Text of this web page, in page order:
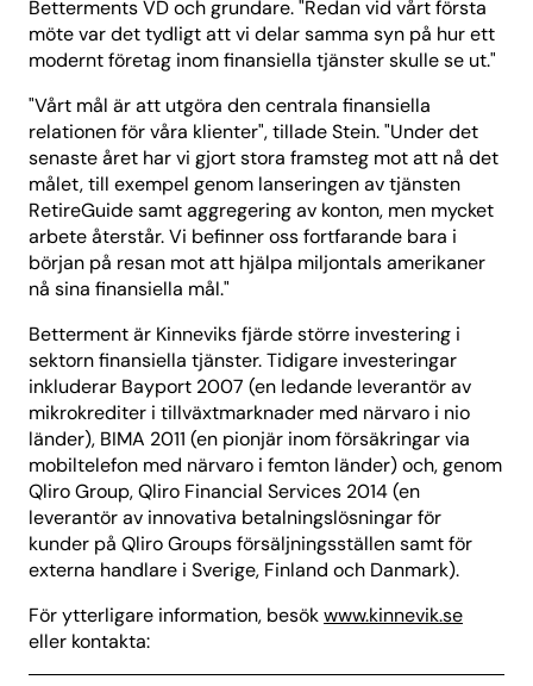
Betterments VD och grundare. "Redan vid vårt första
möte var det tydligt att vi delar samma syn på hur ett
modernt företag inom finansiella tjänster skulle se ut."
"Vårt mål är att utgöra den centrala finansiella
relationen för våra klienter", tillade Stein. "Under det
senaste året har vi gjort stora framsteg mot att nå det
målet, till exempel genom lanseringen av tjänsten
RetireGuide samt aggregering av konton, men mycket
arbete återstår. Vi befinner oss fortfarande bara i
början på resan mot att hjälpa miljontals amerikaner
nå sina finansiella mål."
Betterment är Kinneviks fjärde större investering i
sektorn finansiella tjänster. Tidigare investeringar
inkluderar Bayport 2007 (en ledande leverantör av
mikrokrediter i tillväxtmarknader med närvaro i nio
länder), BIMA 2011 (en pionjär inom försäkringar via
mobiltelefon med närvaro i femton länder) och, genom
Qliro Group, Qliro Financial Services 2014 (en
leverantör av innovativa betalningslösningar för
kunder på Qliro Groups försäljningsställen samt för
externa handlare i Sverige, Finland och Danmark).
För ytterligare information, besökwww.kinnevik.se
eller kontakta: